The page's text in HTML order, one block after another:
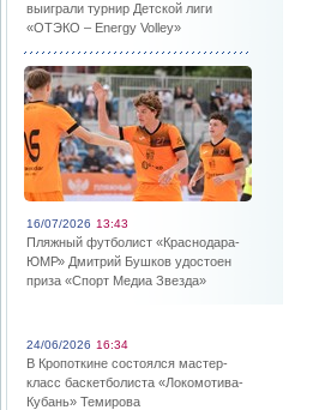
выиграли турнир Детской лиги
«ОТЭКО – Energy Volley»
16/07/2026 13:43
Пляжный футболист «Краснодара-
ЮМР» Дмитрий Бушков удостоен
приза «Спорт Медиа Звезда»
24/06/2026 16:34
В Кропоткине состоялся мастер-
класс баскетболиста «Локомотива-
Кубань» Темирова